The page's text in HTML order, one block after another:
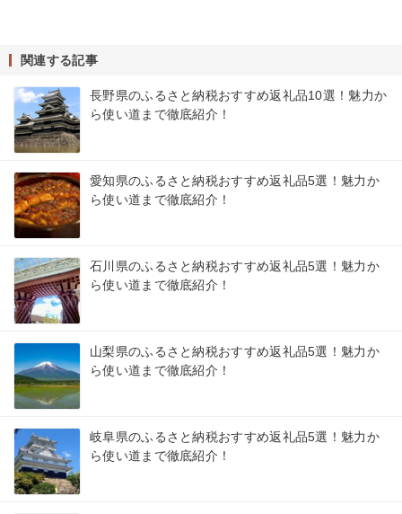
関連する記事
長野県のふるさと納税おすすめ返礼品10選！魅力か
ら使い道まで徹底紹介！
愛知県のふるさと納税おすすめ返礼品5選！魅力か
ら使い道まで徹底紹介！
石川県のふるさと納税おすすめ返礼品5選！魅力か
ら使い道まで徹底紹介！
山梨県のふるさと納税おすすめ返礼品5選！魅力か
ら使い道まで徹底紹介！
岐阜県のふるさと納税おすすめ返礼品5選！魅力か
ら使い道まで徹底紹介！